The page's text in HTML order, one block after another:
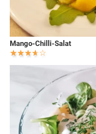
Mango-Chilli-Salat